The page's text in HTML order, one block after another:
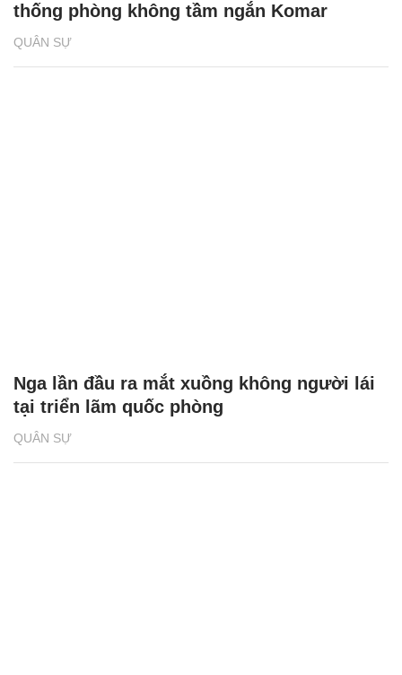
QUÂN SỰ
thống phòng không tầm ngắn Komar
QUÂN SỰ
Nga lần đầu ra mắt xuồng không người lái
tại triển lãm quốc phòng